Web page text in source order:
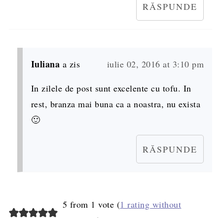
RĂSPUNDE
Iuliana a zis iulie 02, 2016 at 3:10 pm
In zilele de post sunt excelente cu tofu. In
rest, branza mai buna ca a noastra, nu exista
🙂
RĂSPUNDE
5 from 1 vote (1 rating without